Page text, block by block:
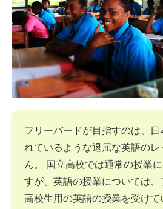
フリーバードが目指すのは、
れているような退屈な英語の
ん。 国立高校では通常の授業
すが、英語の授業については
高校生用の英語の授業を受け